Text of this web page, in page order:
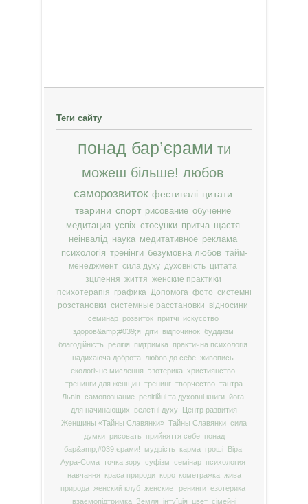
Теги сайту
понад бар’єрами ти
можеш більше! любов
саморозвиток фестивалі цитати
тварини спорт рисование обучение
медитация успіх стосунки притча щастя
неінвалід наука медитативное реклама
психологія тренінги безумовна любов тайм-
менеджмент сила духу духовність цитата
зцілення життя женские практики
психотерапія графика Допомога фото системні
розстановки системные расстановки відносини
семинар розвиток притчі
искусство
здоров&amp;#039;я
діти відпочинок буддизм
благодійність
релігія підтримка
практична психологія
надихаюча доброта
любов до себе живопись
екологічне мислення
эзотерика християнство
тренинги для женщин тренинг творчество тантра
Львів самопознание релігійні та духовні книги йога
для начинающих
велетні духу
Центр развития
Женщины «Тайны Славянки» Тайны Славянки сила
думки
рисовать прийняття себе
понад
бар&amp;#039;єрами!
мудрість карма гроші Віра
Аура-Сома точка зору суфізм семінар психология
навчання
краса природи короткометражка жива
природа женский клуб женские тренинги езотерика
взаємопідтримка Земля інтуїція цвет сімейні